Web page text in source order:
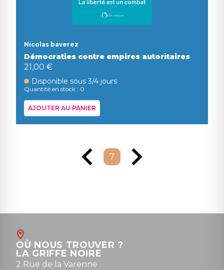
Nicolas baverez
Démocraties contre empires autoritaires
21,00 €
Disponible sous 3/4 jours
Quantité en stock : 0
AJOUTER AU PANIER
7
OÙ NOUS TROUVER ?
LA GRIFFE NOIRE
2 Rue de la Varenne